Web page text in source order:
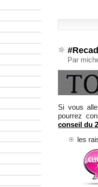
Par
Si vous
pourrez
conseil du
les